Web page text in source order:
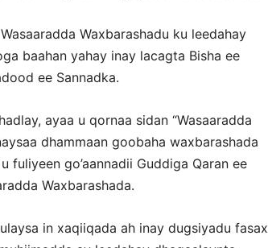
Waxbarashadu ku leedahay
baahan yahay inay lacagta Bisha ee
ee Sannadka.
ayaa u qornaa sidan “Wasaaradda
dhammaan goobaha waxbarashada
fuliyeen go’aannadii Guddiga Qaran ee
Waxbarashada.
in xaqiiqada ah inay dugsiyadu fasax